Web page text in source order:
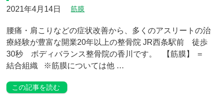
2021年4月14日 筋膜
腰痛・肩こりなどの症状改善から、多くのアスリートの治
療経験が豊富な開業20年以上の整骨院 JR西条駅前 徒歩
30秒 ボディバランス整骨院の香川です。 【筋膜】 ＝
結合組織 ※筋膜については他 …
この記事を読む